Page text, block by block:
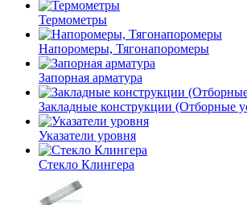
Термометры
Напоромеры, Тягонапоромеры
Запорная арматура
Закладные конструкции (Отборные
Указатели уровня
Стекло Клингера